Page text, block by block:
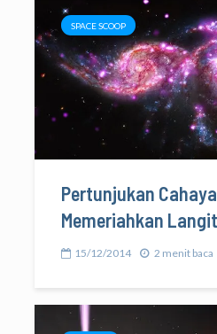
SPACE SCOOP
Pertunjukan
Memeriahkan
15/12/2014 2 menit baca